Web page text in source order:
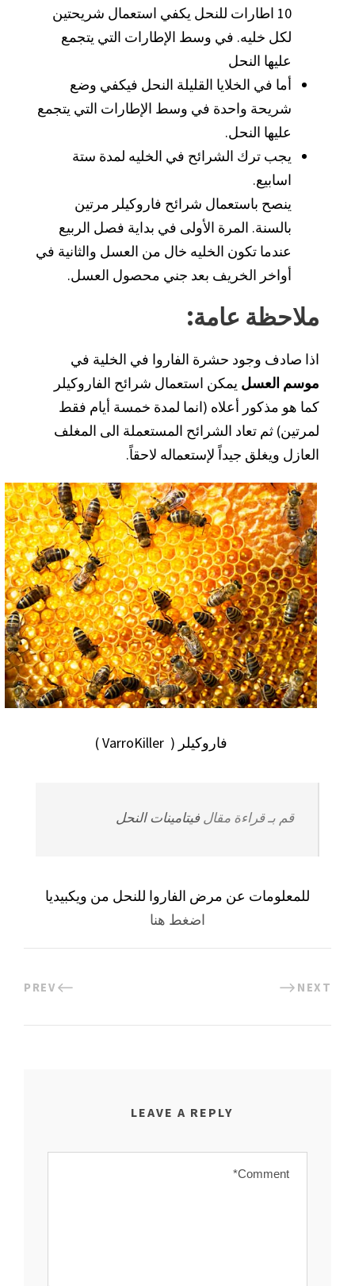
10 اطارات للنحل يكفي استعمال شريحتين
لكل خليه. في وسط الإطارات التي يتجمع
عليها النحل
أما في الخلايا القليلة النحل فيكفي وضع
شريحة واحدة في وسط الإطارات التي يتجمع
عليها النحل.
يجب ترك الشرائح في الخليه لمدة ستة
اسابيع.
ينصح باستعمال شرائح فاروكيلر مرتين
بالسنة. المرة الأولى في بداية فصل الربيع
عندما تكون الخليه خال من العسل والثانية في
أواخر الخريف بعد جني محصول العسل.
ملاحظة عامة:
اذا صادف وجود حشرة الفاروا في الخلية في
موسم العسل يمكن استعمال شرائح الفاروكيلر
كما هو مذكور أعلاه (انما لمدة خمسة أيام فقط
لمرتين) ثم تعاد الشرائح المستعملة الى المغلف
العازل ويغلق جيداً لإستعماله لاحقاً.
فاروكيلر ( VarroKiller )
قم بـ قراءة مقالفيتامينات النحل
للمعلومات عن مرض الفاروا للنحل من ويكبيديا
اضغط هنا
PREV NEXT
LEAVE A REPLY